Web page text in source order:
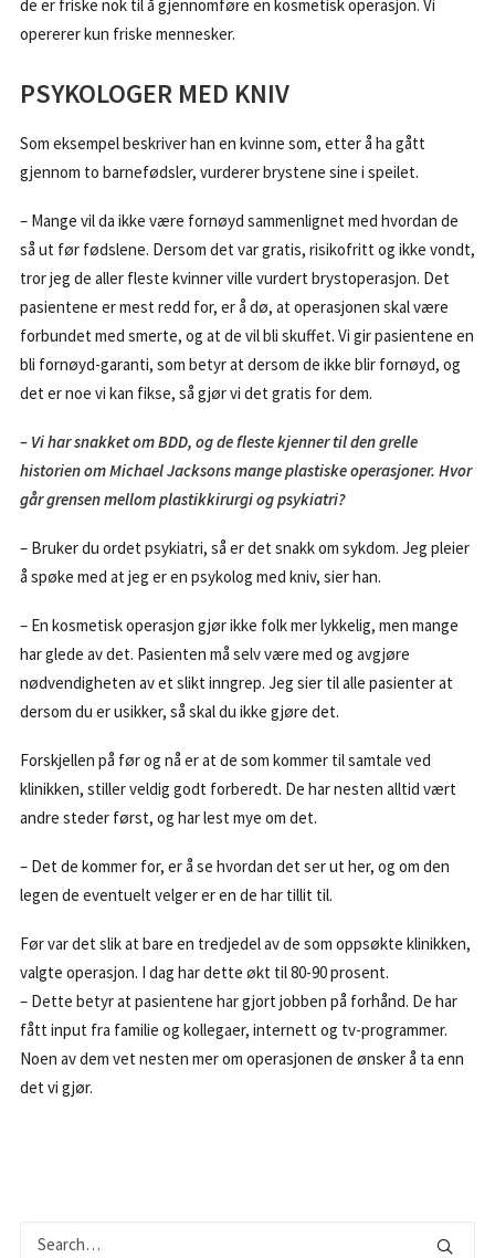
de er friske nok til å gjennomføre en kosmetisk operasjon. Vi
opererer kun friske mennesker.
PSYKOLOGER MED KNIV
Som eksempel beskriver han en kvinne som, etter å ha gått
gjennom to barnefødsler, vurderer brystene sine i speilet.
– Mange vil da ikke være fornøyd sammenlignet med hvordan de
så ut før fødslene. Dersom det var gratis, risikofritt og ikke vondt,
tror jeg de aller fleste kvinner ville vurdert brystoperasjon. Det
pasientene er mest redd for, er å dø, at operasjonen skal være
forbundet med smerte, og at de vil bli skuffet. Vi gir pasientene en
bli fornøyd-garanti, som betyr at dersom de ikke blir fornøyd, og
det er noe vi kan fikse, så gjør vi det gratis for dem.
– Vi har snakket om BDD, og de fleste kjenner til den grelle
historien om Michael Jacksons mange plastiske operasjoner. Hvor
går grensen mellom plastikkirurgi og psykiatri?
– Bruker du ordet psykiatri, så er det snakk om sykdom. Jeg pleier
å spøke med at jeg er en psykolog med kniv, sier han.
– En kosmetisk operasjon gjør ikke folk mer lykkelig, men mange
har glede av det. Pasienten må selv være med og avgjøre
nødvendigheten av et slikt inngrep. Jeg sier til alle pasienter at
dersom du er usikker, så skal du ikke gjøre det.
Forskjellen på før og nå er at de som kommer til samtale ved
klinikken, stiller veldig godt forberedt. De har nesten alltid vært
andre steder først, og har lest mye om det.
– Det de kommer for, er å se hvordan det ser ut her, og om den
legen de eventuelt velger er en de har tillit til.
Før var det slik at bare en tredjedel av de som oppsøkte klinikken,
valgte operasjon. I dag har dette økt til 80-90 prosent.
– Dette betyr at pasientene har gjort jobben på forhånd. De har
fått input fra familie og kollegaer, internett og tv-programmer.
Noen av dem vet nesten mer om operasjonen de ønsker å ta enn
det vi gjør.